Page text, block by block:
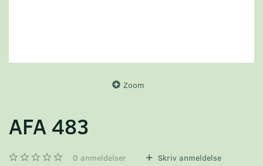
Zoom
AFA 483
0 anmeldelser Skriv anmeldelse